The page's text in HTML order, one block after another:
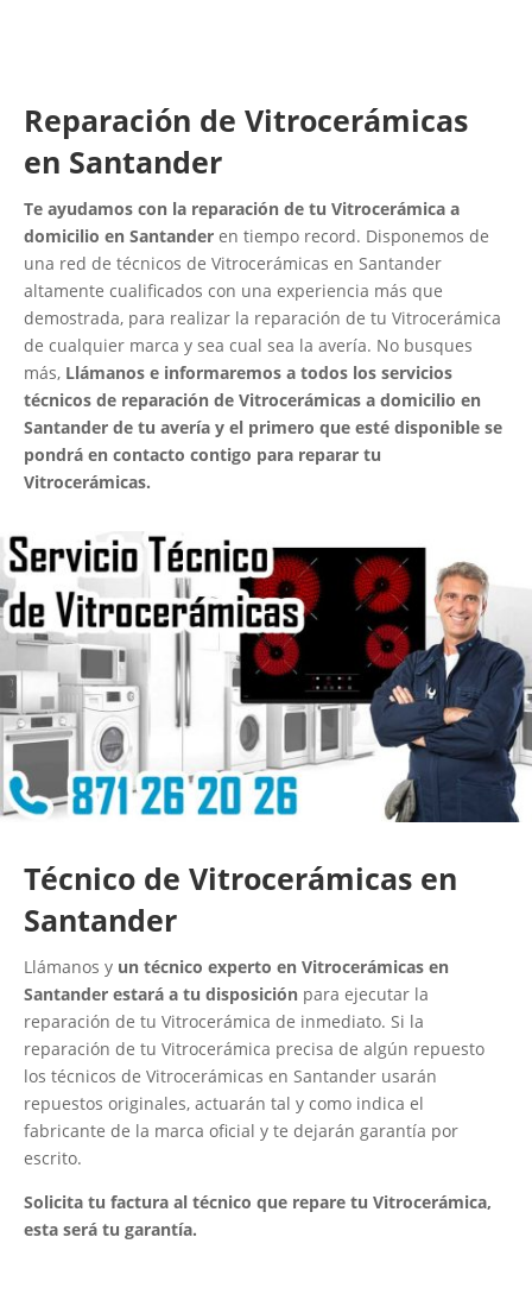
Reparación de Vitrocerámicas
en Santander
Te ayudamos con la reparación de tu Vitrocerámica a
domicilio en Santander en tiempo record. Disponemos de
una red de técnicos de Vitrocerámicas en Santander
altamente cualificados con una experiencia más que
demostrada, para realizar la reparación de tu Vitrocerámica
de cualquier marca y sea cual sea la avería. No busques
más, Llámanos e informaremos a todos los servicios
técnicos de reparación de Vitrocerámicas a domicilio en
Santander de tu avería y el primero que esté disponible se
pondrá en contacto contigo para reparar tu
Vitrocerámicas.
Técnico de Vitrocerámicas en
Santander
Llámanos y un técnico experto en Vitrocerámicas en
Santander estará a tu disposición para ejecutar la
reparación de tu Vitrocerámica de inmediato. Si la
reparación de tu Vitrocerámica precisa de algún repuesto
los técnicos de Vitrocerámicas en Santander usarán
repuestos originales, actuarán tal y como indica el
fabricante de la marca oficial y te dejarán garantía por
escrito.
Solicita tu factura al técnico que repare tu Vitrocerámica,
esta será tu garantía.